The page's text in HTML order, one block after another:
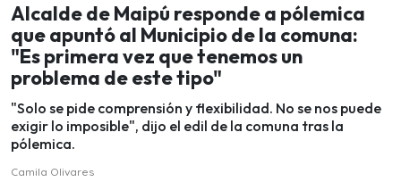
Alcalde de Maipú responde a pólemica
que apuntó al Municipio de la comuna:
"Es primera vez que tenemos un
problema de este tipo"
"Solo se pide comprensión y flexibilidad. No se nos puede
exigir lo imposible", dijo el edil de la comuna tras la
pólemica.
Camila Olivares